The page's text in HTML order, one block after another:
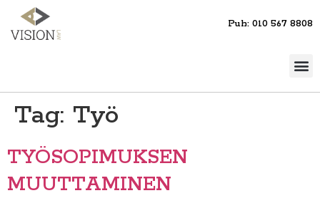
Puh: 010 567 8808
Tag: Työ
TYÖSOPIMUKSEN
MUUTTAMINEN